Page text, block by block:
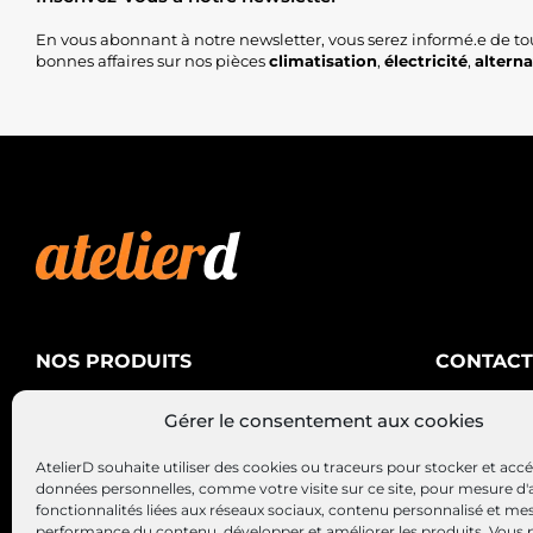
Gérer le consentement aux cookies
AtelierD souhaite utiliser des cookies ou traceurs pour stocker et
données personnelles, comme votre visite sur ce site, pour mesure
fonctionnalités liées aux réseaux sociaux, contenu personnalisé et
En vous abonnant à notre newsletter, vous serez informé.e de
bonnes affaires sur nos piècesclimatisation, électricité,
NOS PRODUITS
Alternateurs – Démarreurs
CONTACT
AtelierD
88200
03 29 22 34